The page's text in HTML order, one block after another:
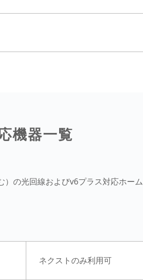
機器一覧
）の光回線およびv6プラス対応ホーム
ネクストのみ利用可